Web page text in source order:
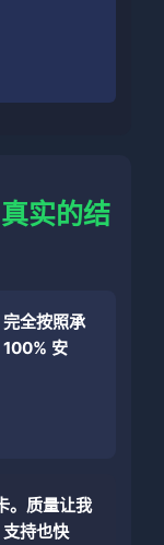
实的结
全按照承
安
。质量让我
持也快